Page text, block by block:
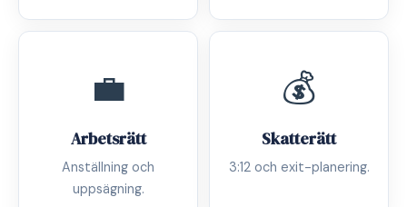
💼
Arbetsrätt
Anställning och
uppsägning.
💰
Skatterätt
3:12 och exit-planering.